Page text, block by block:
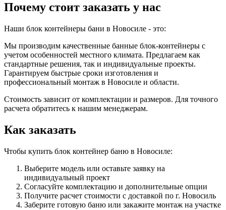
Почему стоит заказать у нас
Наши блок контейнеры бани в Новосиле - это:
Мы производим качественные банные блок-контейнеры с
учетом особенностей местного климата. Предлагаем как
стандартные решения, так и индивидуальные проекты.
Гарантируем быстрые сроки изготовления и
профессиональный монтаж в Новосиле и области.
Стоимость зависит от комплектации и размеров. Для точного
расчета обратитесь к нашим менеджерам.
Как заказать
Чтобы купить блок контейнер баню в Новосиле:
Выберите модель или оставьте заявку на
индивидуальный проект
Согласуйте комплектацию и дополнительные опции
Получите расчет стоимости с доставкой по г. Новосиль
Заберите готовую баню или закажите монтаж на участке